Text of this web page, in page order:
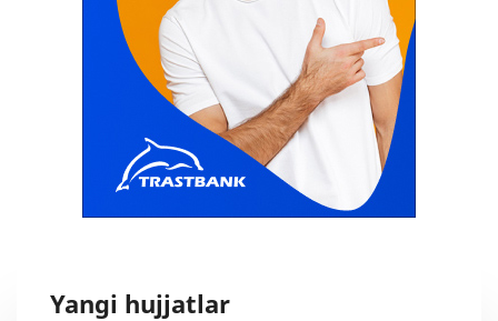
Yangi hujjatlar